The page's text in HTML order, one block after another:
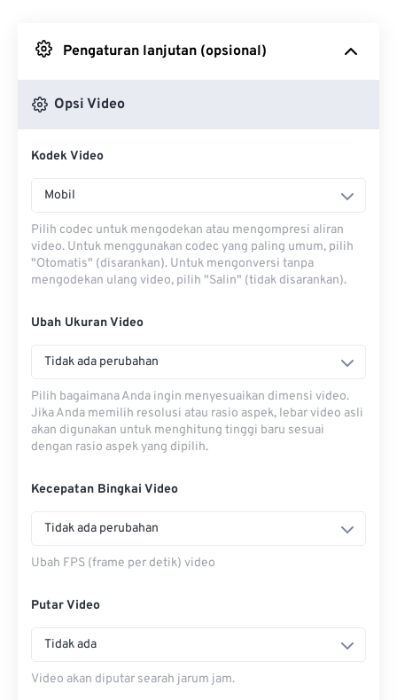
Pengaturan lanjutan (opsional)
Opsi Video
Kodek Video
Mobil
Pilih codec untuk mengodekan atau mengompresi aliran
video. Untuk menggunakan codec yang paling umum, pilih
"Otomatis" (disarankan). Untuk mengonversi tanpa
mengodekan ulang video, pilih "Salin" (tidak disarankan).
Ubah Ukuran Video
Tidak ada perubahan
Pilih bagaimana Anda ingin menyesuaikan dimensi video.
Jika Anda memilih resolusi atau rasio aspek, lebar video asli
akan digunakan untuk menghitung tinggi baru sesuai
dengan rasio aspek yang dipilih.
Kecepatan Bingkai Video
Tidak ada perubahan
Ubah FPS (frame per detik) video
Putar Video
Tidak ada
Video akan diputar searah jarum jam.